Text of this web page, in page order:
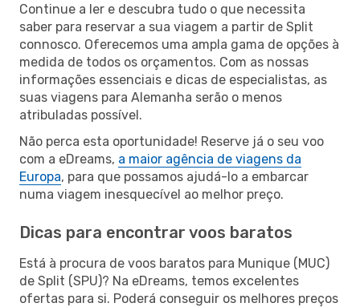
Continue a ler e descubra tudo o que necessita
saber para reservar a sua viagem a partir de Split
connosco. Oferecemos uma ampla gama de opções à
medida de todos os orçamentos. Com as nossas
informações essenciais e dicas de especialistas, as
suas viagens para Alemanha serão o menos
atribuladas possível.
Não perca esta oportunidade! Reserve já o seu voo
com a eDreams, a maior agência de viagens da
Europa, para que possamos ajudá-lo a embarcar
numa viagem inesquecível ao melhor preço.
Dicas para encontrar voos baratos
Está à procura de voos baratos para Munique (MUC)
de Split (SPU)? Na eDreams, temos excelentes
ofertas para si. Poderá conseguir os melhores preços